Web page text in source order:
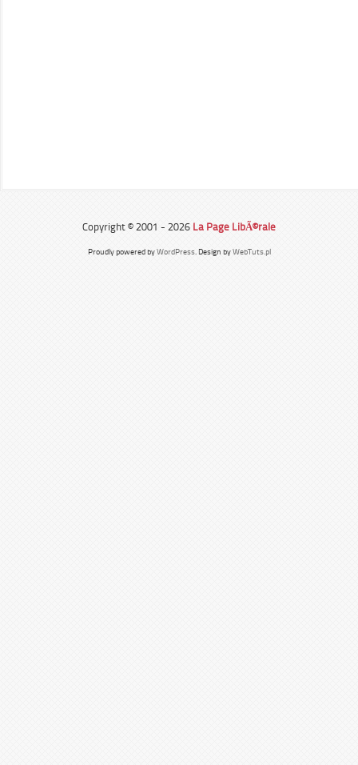
Copyright © 2001 - 2026 La Page LibÃ©rale
Proudly powered byWordPress. Design byWebTuts.pl